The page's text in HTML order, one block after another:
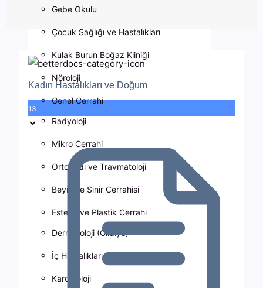
Gebe Okulu
Çocuk Sağlığı ve Hastalıkları
Kulak Burun Boğaz Kliniği
Nöroloji
Genel Cerrahi
Radyoloji
Mikro Cerrahi
Ortopedi ve Travmatoloji
Beyin ve Sinir Cerrahisi
Estetik ve Plastik Cerrahi
Dermatoloji (Cildiye)
İç Hastalıkları (Dahiliye)
Kardiyoloji
Kadın Hastalıkları ve Doğum
13